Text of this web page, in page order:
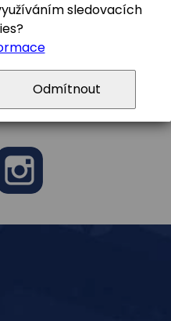
sledovacích
Odmítnout